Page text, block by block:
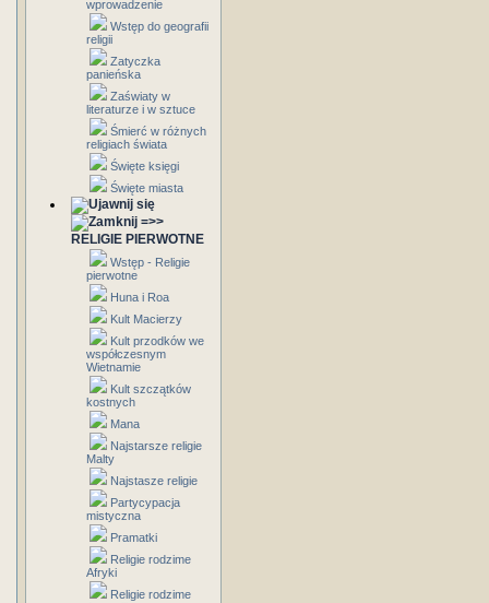
wprowadzenie
Wstęp do geografii
religii
Zatyczka
panieńska
Zaświaty w
literaturze i w sztuce
Śmierć w różnych
religiach świata
Święte księgi
Święte miasta
=>>
RELIGIE PIERWOTNE
Wstęp - Religie
pierwotne
Huna i Roa
Kult Macierzy
Kult przodków we
współczesnym
Wietnamie
Kult szczątków
kostnych
Mana
Najstarsze religie
Malty
Najstasze religie
Partycypacja
mistyczna
Pramatki
Religie rodzime
Afryki
Religie rodzime